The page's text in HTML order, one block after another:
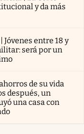
y da más
entre 18 y
será por un
de su vida
después, un
una casa con